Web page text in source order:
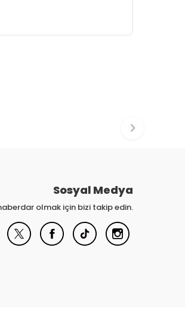
Sosyal Medya
olmak için bizi takip edin.